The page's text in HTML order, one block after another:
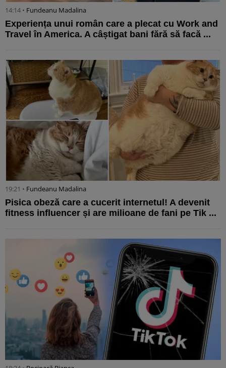
14:14 • Fundeanu Madalina
Experiența unui român care a plecat cu Work and
Travel în America. A câștigat bani fără să facă ...
19:21 • Fundeanu Madalina
Pisica obeză care a cucerit internetul! A devenit
fitness influencer și are milioane de fani pe Tik ...